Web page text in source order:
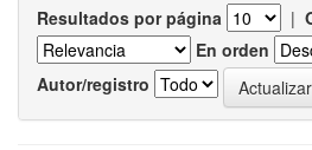
Resultados por página |
En orden
Autor/registro